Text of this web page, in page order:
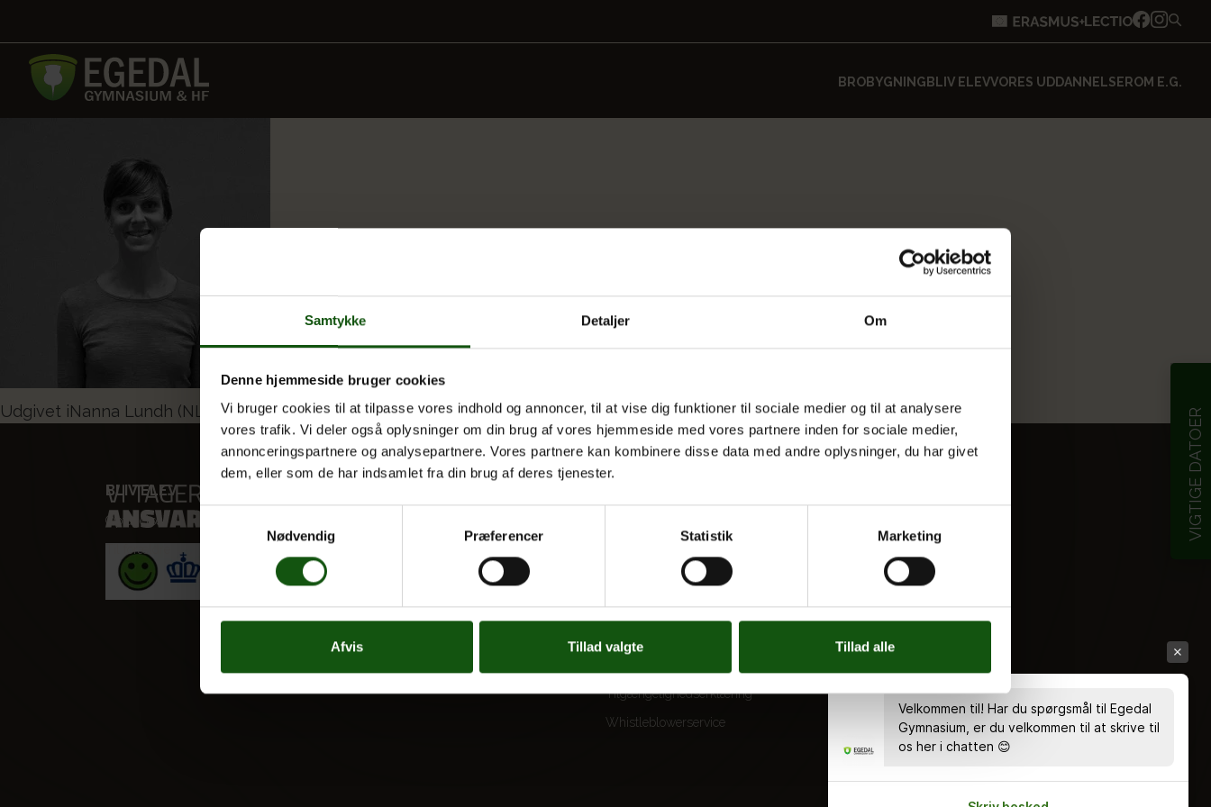
Samtykke Detaljer Om
Denne hjemmeside bruger cookies
Vi bruger cookies til at tilpasse vores indhold og annoncer, til at vise dig funktioner til sociale medier og til at analysere
vores trafik. Vi deler også oplysninger om din brug af vores hjemmeside med vores partnere inden for sociale medier,
annonceringspartnere og analysepartnere. Vores partnere kan kombinere disse data med andre oplysninger, du har givet
dem, eller som de har indsamlet fra din brug af deres tjenester.
Samtykkevalg
Nødvendig
Præferencer Statistik Marketing
Afvis Tillad valgte Tillad alle
BROBYGNING BLIV ELEVVORES UDDANNELSEROM E.G.
VIGTIGE DATOER
Indlægsnavigation
Udgivet iNanna Lundh (NL)
BLIV ELEV
Optagelse
Til forældre
E.G. Historisk
Tilgængelighedserklæring
Whistleblowerservice
Velkommen til! Har du spørgsmål til Egedal
Gymnasium, er du velkommen til at skrive til
os her i chatten 😊